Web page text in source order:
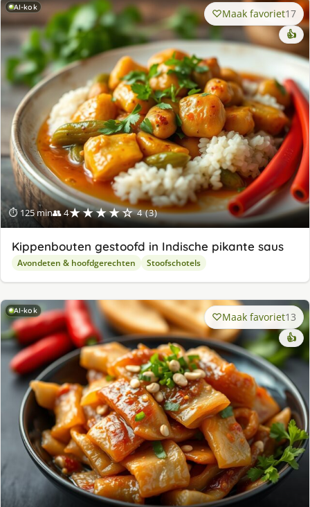
AI-kok
⏱ 125 min👥 4★★★★☆ 4 (3)
Maak favoriet17
👍
Kippenbouten gestoofd in Indische pikante saus
Avondeten & hoofdgerechten Stoofschotels
AI-kok Maak favoriet13
👍